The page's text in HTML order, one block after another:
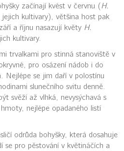
začínají kvést v červnu (H.
jejich kultivary), většina host pak
a říjnu nasazují květy H.
kultivary.
trvalkami pro stinná stanoviště v
pro osázení nádob i do
Nejlépe se jim daří v polostínu
slunečního svitu denně.
svěží až vlhká, nevysýchavá s
nejlépe opadaného listí
odrůda bohyšky, která dosahuje
se pro pěstování v květináčích a